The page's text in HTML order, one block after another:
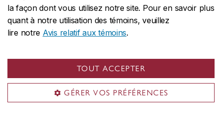
la façon dont vous utilisez notre site. Pour en savoir plus
quant à notre utilisation des témoins, veuillez
lire notre Avis relatif aux témoins.
TOUT ACCEPTER
GÉRER VOS PRÉFÉRENCES
pédagogie, Faculté des beaux-arts
Stephanie de Celles, directrice générale
Julie Foisy, directrice du Centre de